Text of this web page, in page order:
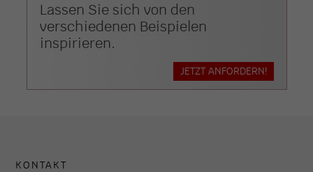
Lassen Sie sich von den
verschiedenen Beispielen
inspirieren.
JETZT ANFORDERN!
KONTAKT